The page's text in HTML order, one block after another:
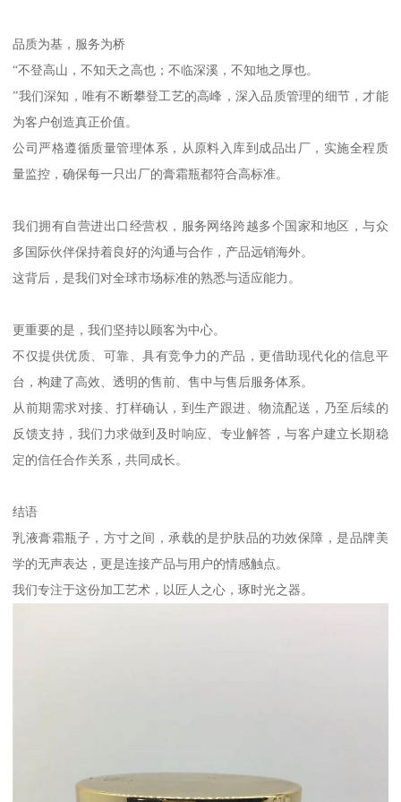
品质为基，服务为桥
“不登高山，不知天之高也；不临深溪，不知地之厚也。
”我们深知，唯有不断攀登工艺的高峰，深入品质管理的细节，才能
为客户创造真正价值。
公司严格遵循质量管理体系，从原料入库到成品出厂，实施全程质
量监控，确保每一只出厂的膏霜瓶都符合高标准。
我们拥有自营进出口经营权，服务网络跨越多个国家和地区，与众
多国际伙伴保持着良好的沟通与合作，产品远销海外。
这背后，是我们对全球市场标准的熟悉与适应能力。
更重要的是，我们坚持以顾客为中心。
不仅提供优质、可靠、具有竞争力的产品，更借助现代化的信息平
台，构建了高效、透明的售前、售中与售后服务体系。
从前期需求对接、打样确认，到生产跟进、物流配送，乃至后续的
反馈支持，我们力求做到及时响应、专业解答，与客户建立长期稳
定的信任合作关系，共同成长。
结语
乳液膏霜瓶子，方寸之间，承载的是护肤品的功效保障，是品牌美
学的无声表达，更是连接产品与用户的情感触点。
我们专注于这份加工艺术，以匠人之心，琢时光之器。